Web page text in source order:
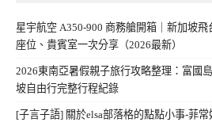
星宇航空 A350-900 商務艙開箱｜新加坡飛
座位、貴賓室一次分享（2026最新）
2026東南亞暑假親子旅行攻略整理：富國
坡自由行完整行程紀錄
[子言子語] 關於elsa部落格的點點小事-菲